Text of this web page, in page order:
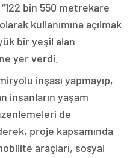
bin 550 metrekare
kullanımına açılmak
bir yeşil alan
yer verdi.
inşası yapmayıp,
insanların yaşam
de
proje kapsamında
araçları, sosyal